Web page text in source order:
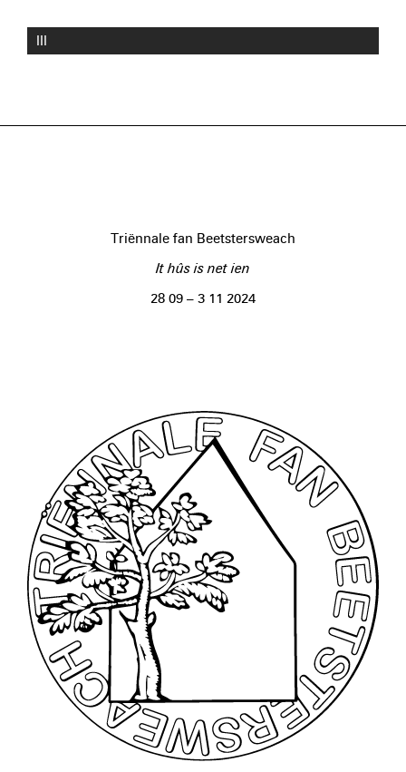
III
Triënnale fan Beetstersweach
It hûs is net ien
28 09 – 3 11 2024